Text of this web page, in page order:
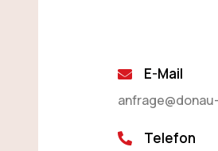
E-Mail
Telefon